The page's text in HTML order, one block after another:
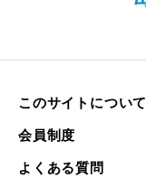
このサイトについて
会員制度
よくある質問